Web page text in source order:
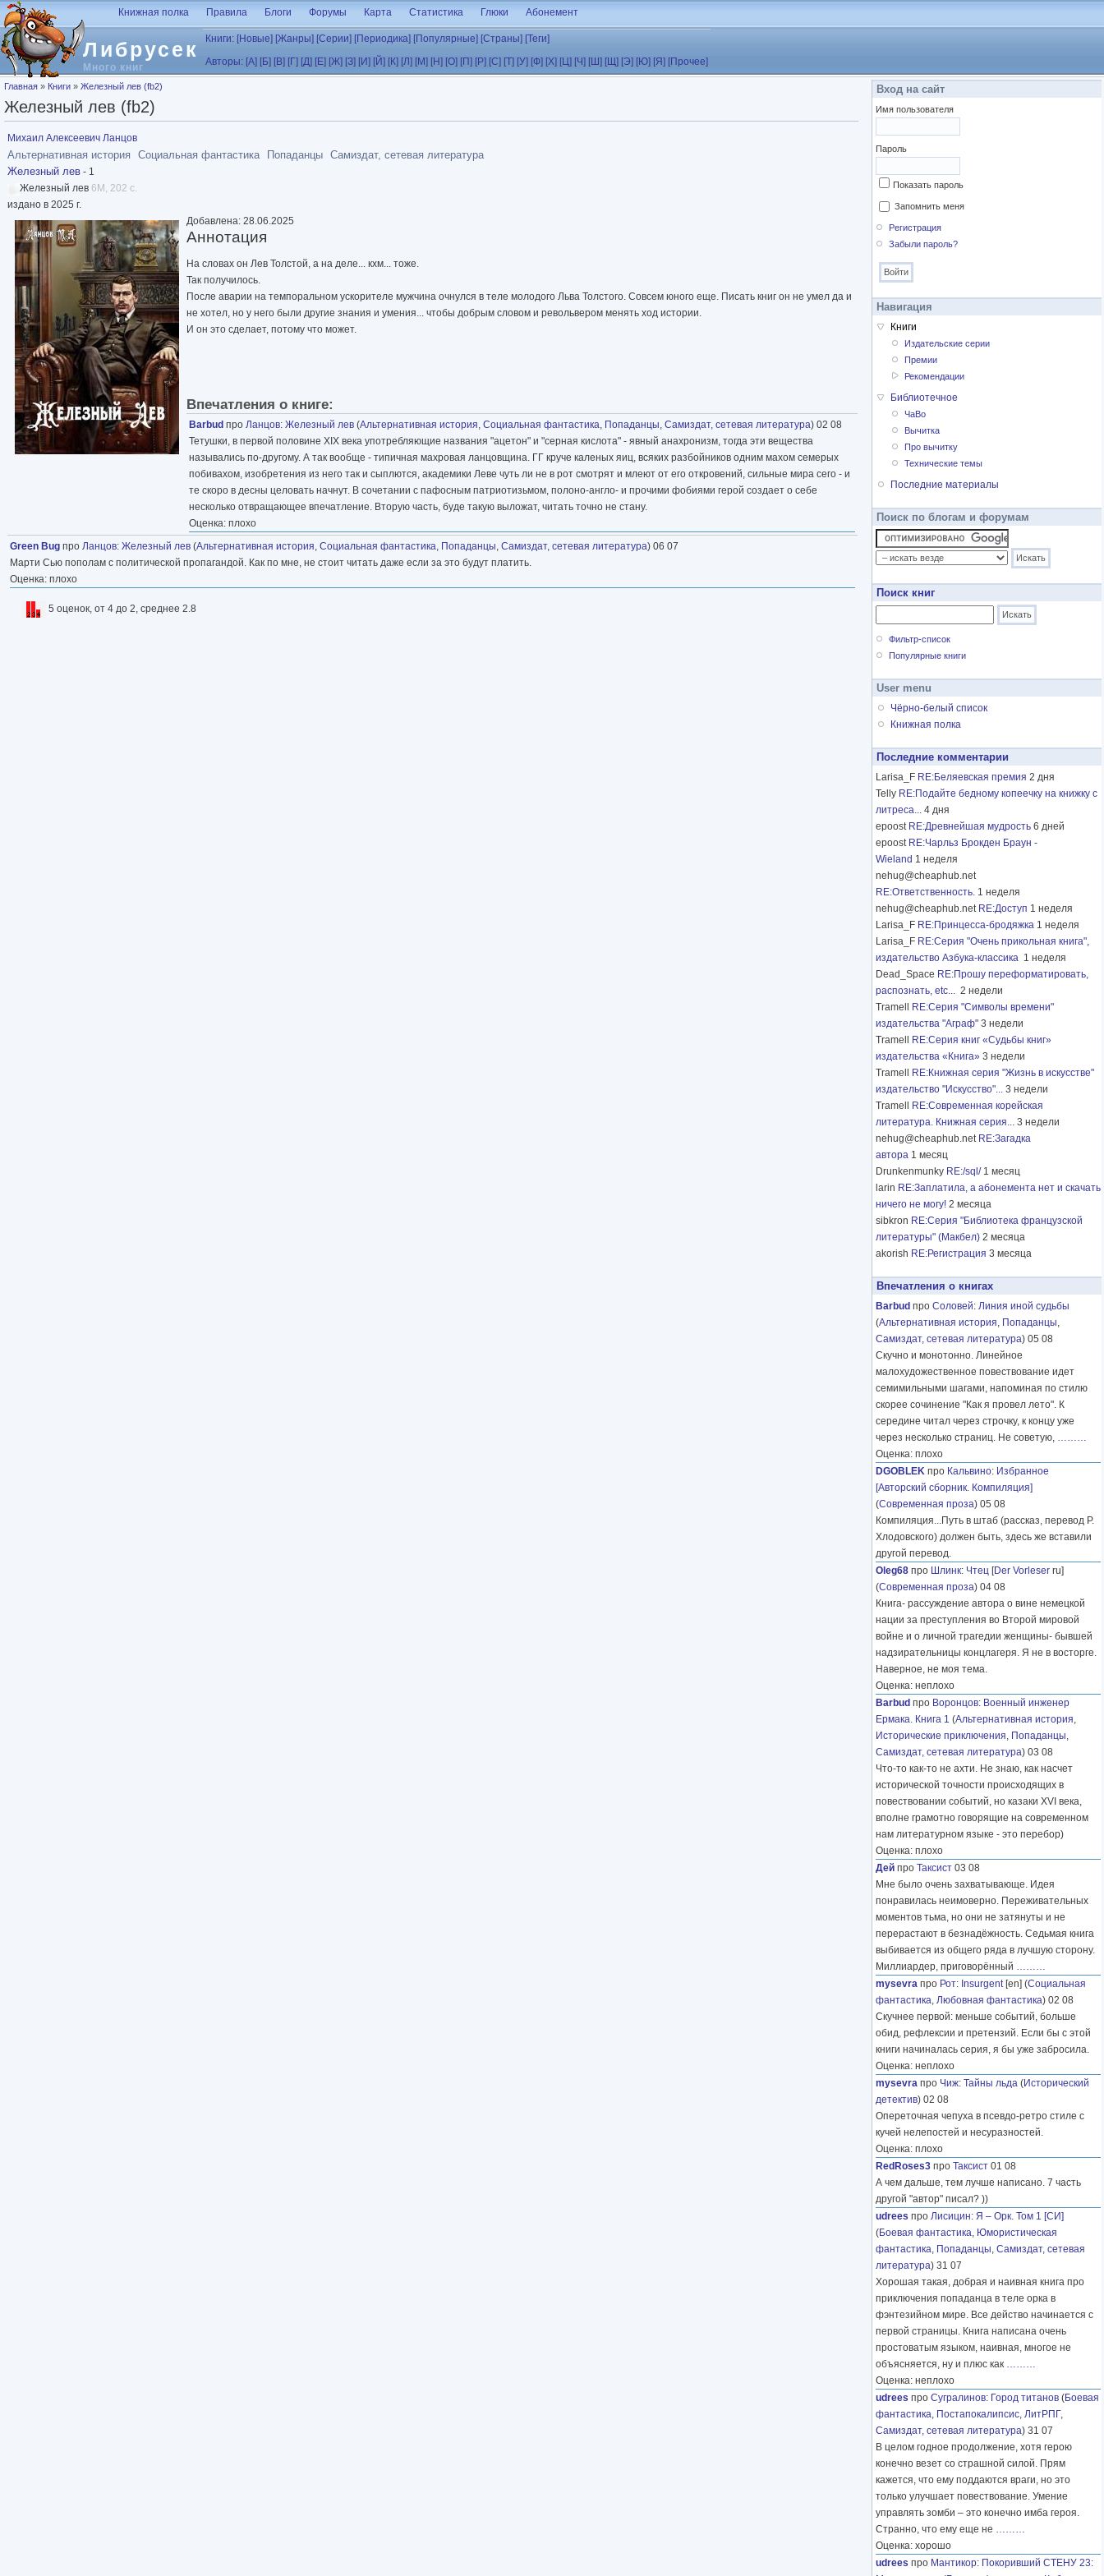
Перейти к основному содержанию
Либрусек
Много книг
Книжная полка Правила Блоги Форумы Карта Статистика Глюки Абонемент
Книги: [Новые] [Жанры] [Серии] [Периодика] [Популярные] [Страны] [Теги]
Авторы: [А] [Б] [В] [Г] [Д] [Е] [Ж] [З] [И] [Й] [К] [Л] [М] [Н] [О] [П] [Р] [С] [Т] [У] [Ф] [Х] [Ц] [Ч] [Ш] [Щ] [Э] [Ю] [Я] [Прочее]
Вы здесь
Главная » Книги » Железный лев (fb2)
Железный лев (fb2)
Михаил Алексеевич Ланцов
Альтернативная история Социальная фантастика Попаданцы Самиздат, сетевая литература
Железный лев - 1
Железный лев 6M, 202 с.
издано в 2025 г.
Добавлена: 28.06.2025
Аннотация
На словах он Лев Толстой, а на деле... кхм... тоже.
Так получилось.
После аварии на темпоральном ускорителе мужчина очнулся в теле молодого Льва Толстого. Совсем юного еще. Писать книг он не умел да и
не хотел, но у него были другие знания и умения... чтобы добрым словом и револьвером менять ход истории.
И он это сделает, потому что может.
Впечатления о книге:
Barbud про Ланцов: Железный лев (Альтернативная история, Социальная фантастика, Попаданцы, Самиздат, сетевая литература) 02 08
Тетушки, в первой половине XIX века употребляющие названия "ацетон" и "серная кислота" - явный анахронизм, тогда эти вещества
назывались по-другому. А так вообще - типичная махровая ланцовщина. ГГ круче каленых яиц, всяких разбойников одним махом семерых
побивахом, изобретения из него так и сыплются, академики Леве чуть ли не в рот смотрят и млеют от его откровений, сильные мира сего - и
те скоро в десны целовать начнут. В сочетании с пафосным патриотизьмом, полоно-англо- и прочими фобиями герой создает о себе
несколько отвращающее впечатление. Вторую часть, буде такую выложат, читать точно не стану.
Оценка: плохо
Green Bug про Ланцов: Железный лев (Альтернативная история, Социальная фантастика, Попаданцы, Самиздат, сетевая литература) 06 07
Марти Сью пополам с политической пропагандой. Как по мне, не стоит читать даже если за это будут платить.
Оценка: плохо
5 оценок, от 4 до 2, среднее 2.8
Вход на сайт
Имя пользователя
Пароль
Показать пароль
Запомнить меня
Регистрация
Забыли пароль?
Навигация
Книги
Издательские серии
Премии
Рекомендации
Библиотечное
ЧаВо
Вычитка
Про вычитку
Технические темы
Последние материалы
Поиск по блогам и форумам
Поиск книг
Фильтр-список
Популярные книги
User menu
Чёрно-белый список
Книжная полка
Последние комментарии
Larisa_F RE:Беляевская премия 2 дня
Telly RE:Подайте бедному копеечку на книжку с
литреса... 4 дня
epoost RE:Древнейшая мудрость 6 дней
epoost RE:Чарльз Брокден Браун -
Wieland 1 неделя
nehug@cheaphub.net
RE:Ответственность. 1 неделя
nehug@cheaphub.net RE:Доступ 1 неделя
Larisa_F RE:Принцесса-бродяжка 1 неделя
Larisa_F RE:Серия "Очень прикольная книга",
издательство Азбука-классика 1 неделя
Dead_Space RE:Прошу переформатировать,
распознать, etc... 2 недели
Tramell
RE:Серия "Символы времени"
издательства "Аграф" 3 недели
Tramell
RE:Серия книг «Судьбы книг»
издательства «Книга» 3 недели
Tramell
RE:Книжная серия "Жизнь в искусстве"
издательство "Искусство"... 3 недели
Tramell
RE:Современная корейская
литература. Книжная серия... 3 недели
nehug@cheaphub.net RE:Загадка
автора 1 месяц
Drunkenmunky RE:/sql/ 1 месяц
larin RE:Заплатила, а абонемента нет и скачать
ничего не могу! 2 месяца
sibkron RE:Серия "Библиотека французской
литературы" (Макбел) 2 месяца
akorish RE:Регистрация 3 месяца
Впечатления о книгах
Barbud про Соловей: Линия иной судьбы
(Альтернативная история, Попаданцы,
Самиздат, сетевая литература) 05 08
Скучно и монотонно. Линейное
малохудожественное повествование идет
семимильными шагами, напоминая по стилю
скорее сочинение "Как я провел лето". К
середине читал через строчку, к концу уже
через несколько страниц. Не советую, ………
Оценка: плохо
DGOBLEK про Кальвино: Избранное
[Авторский сборник. Компиляция]
(Современная проза) 05 08
Компиляция...Путь в штаб (рассказ, перевод Р.
Хлодовского) должен быть, здесь же вставили
другой перевод.
Oleg68 про Шлинк: Чтец [Der Vorleser ru]
(Современная проза) 04 08
Книга- рассуждение автора о вине немецкой
нации за преступления во Второй мировой
войне и о личной трагедии женщины- бывшей
надзирательницы концлагеря. Я не в восторге.
Наверное, не моя тема.
Оценка: неплохо
Barbud про Воронцов: Военный инженер
Ермака. Книга 1 (Альтернативная история,
Исторические приключения, Попаданцы,
Самиздат, сетевая литература) 03 08
Что-то как-то не ахти. Не знаю, как насчет
исторической точности происходящих в
повествовании событий, но казаки XVI века,
вполне грамотно говорящие на современном
нам литературном языке - это перебор)
Оценка: плохо
Дей про Таксист 03 08
Мне было очень захватывающе. Идея
понравилась неимоверно. Переживательных
моментов тьма, но они не затянуты и не
перерастают в безнадёжность. Седьмая книга
выбивается из общего ряда в лучшую сторону.
Миллиардер, приговорённый ………
mysevra про Рот: Insurgent[en] (Социальная
фантастика, Любовная фантастика) 02 08
Скучнее первой: меньше событий, больше
обид, рефлексии и претензий. Если бы с этой
книги начиналась серия, я бы уже забросила.
Оценка: неплохо
mysevra про Чиж: Тайны льда (Исторический
детектив) 02 08
Опереточная чепуха в псевдо-ретро стиле с
кучей нелепостей и несуразностей.
Оценка: плохо
RedRoses3 про Таксист 01 08
А чем дальше, тем лучше написано. 7 часть
другой "автор" писал? ))
udrees про Лисицин: Я – Орк. Том 1 [СИ]
(Боевая фантастика, Юмористическая
фантастика, Попаданцы, Самиздат, сетевая
литература) 31 07
Хорошая такая, добрая и наивная книга про
приключения попаданца в теле орка в
фэнтезийном мире. Все действо начинается с
первой страницы. Книга написана очень
простоватым языком, наивная, многое не
объясняется, ну и плюс как ………
Оценка: неплохо
udrees про Сугралинов: Город титанов (Боевая
фантастика, Постапокалипсис, ЛитРПГ,
Самиздат, сетевая литература) 31 07
В целом годное продолжение, хотя герою
конечно везет со страшной силой. Прям
кажется, что ему поддаются враги, но это
только улучшает повествование. Умение
управлять зомби – это конечно имба героя.
Странно, что ему еще не ………
Оценка: хорошо
udrees про Мантикор: Покоривший СТЕНУ 23: